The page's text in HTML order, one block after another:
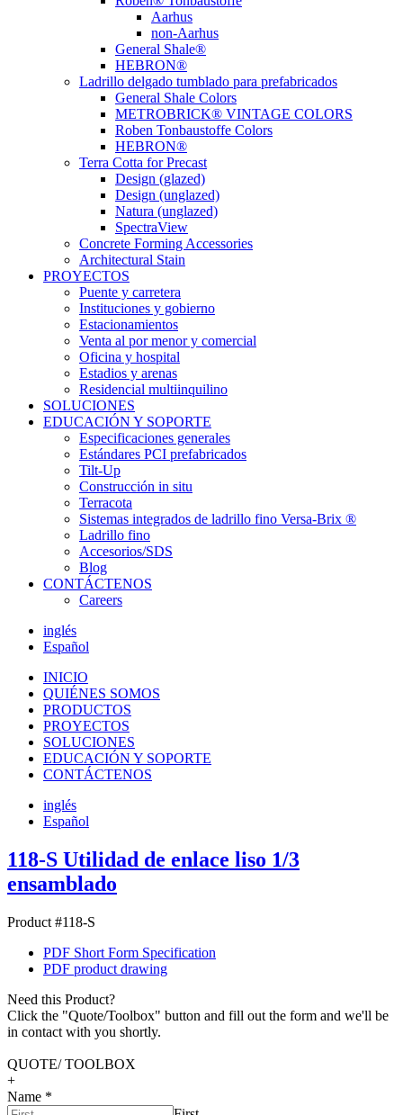
Aarhus
non-Aarhus
General Shale®
HEBRON®
Ladrillo delgado tumblado para prefabricados
General Shale Colors
METROBRICK® VINTAGE COLORS
Roben Tonbaustoffe Colors
HEBRON®
Terra Cotta for Precast
Design (glazed)
Design (unglazed)
Natura (unglazed)
SpectraView
Concrete Forming Accessories
Architectural Stain
PROYECTOS
Puente y carretera
Instituciones y gobierno
Estacionamientos
Venta al por menor y comercial
Oficina y hospital
Estadios y arenas
Residencial multiinquilino
SOLUCIONES
EDUCACIÓN Y SOPORTE
Especificaciones generales
Estándares PCI prefabricados
Tilt-Up
Construcción in situ
Terracota
Sistemas integrados de ladrillo fino Versa-Brix ®
Ladrillo fino
Accesorios/SDS
Blog
CONTÁCTENOS
Careers
inglés
Español
INICIO
QUIÉNES SOMOS
PRODUCTOS
PROYECTOS
SOLUCIONES
EDUCACIÓN Y SOPORTE
CONTÁCTENOS
inglés
Español
118-S Utilidad de enlace liso 1/3
ensamblado
Product #118-S
PDF Short Form Specification
PDF product drawing
Need this Product?
Click the "Quote/Toolbox" button and fill out the form and we'll be
in contact with you shortly.
QUOTE/ TOOLBOX
+
Name *